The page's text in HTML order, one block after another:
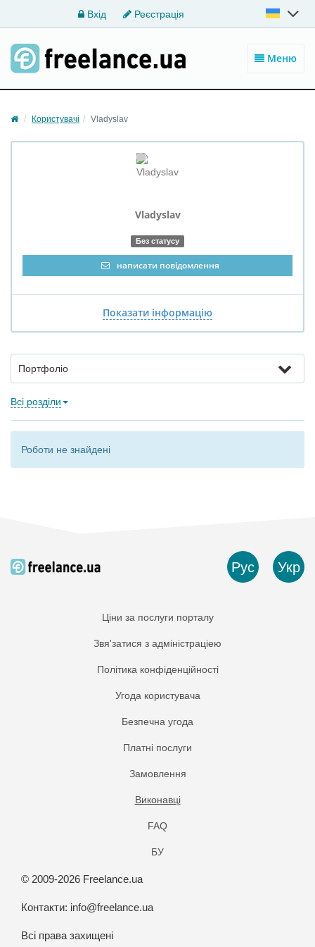
Вхід Реєстрація
Меню
Користувачі Vladyslav
Vladyslav
Без статусу
написати повідомлення
Показати інформацію
Портфоліо
Всі розділи
Роботи не знайдені
Рус Укр
Ціни за послуги порталу
Звя'затися з адміністраціею
Політика конфіденційності
Угода користувача
Безпечна угода
Платнi послуги
Замовлення
Виконавці
FAQ
БУ
© 2009-2026 Freelance.ua
Контакти: info@freelance.ua
Всі права захищені